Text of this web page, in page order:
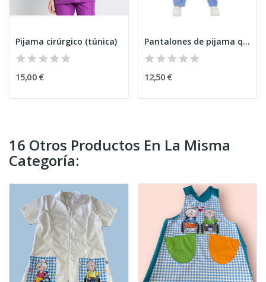
Pijama cirúrgico (túnica)
15,00 €
Pantalones de pijama quirúrgicos
12,50 €
16 Otros Productos En La Misma
Categoría: